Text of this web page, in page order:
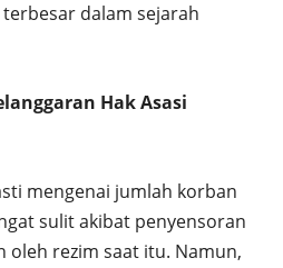
dalam sejarah
Hak Asasi
mengenai jumlah korban
sulit akibat penyensoran
oleh rezim saat itu. Namun,